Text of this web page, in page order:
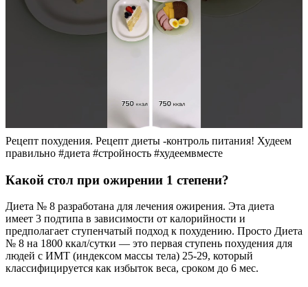
Рецепт похудения. Рецепт диеты -контроль питания! Худеем
правильно #диета #стройность #худеемвместе
Какой стол при ожирении 1 степени?
Диета № 8 разработана для лечения ожирения. Эта диета
имеет 3 подтипа в зависимости от калорийности и
предполагает ступенчатый подход к похудению. Просто Диета
№ 8 на 1800 ккал/сутки — это первая ступень похудения для
людей с ИМТ (индексом массы тела) 25-29, который
классифицируется как избыток веса, сроком до 6 мес.